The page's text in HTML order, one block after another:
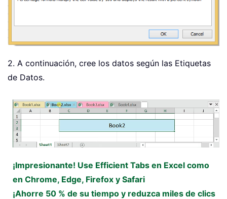
2. A continuación, cree los datos según las Etiquetas
de Datos.
¡Impresionante! Use Efficient Tabs en Excel como
en Chrome, Edge, Firefox y Safari
¡Ahorre 50 % de su tiempo y reduzca miles de clics